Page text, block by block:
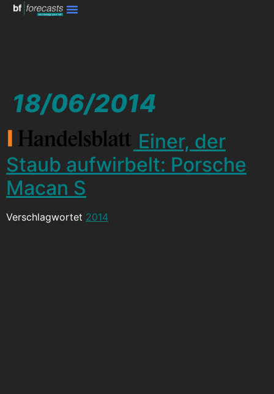
18/06/2014
Einer, der
Staub aufwirbelt: Porsche
Macan S
Verschlagwortet 2014